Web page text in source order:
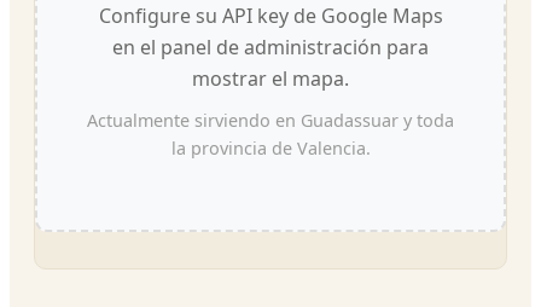
Configure su API key de Google Maps
en el panel de administración para
mostrar el mapa.
Actualmente sirviendo en Guadassuar y toda
la provincia de Valencia.